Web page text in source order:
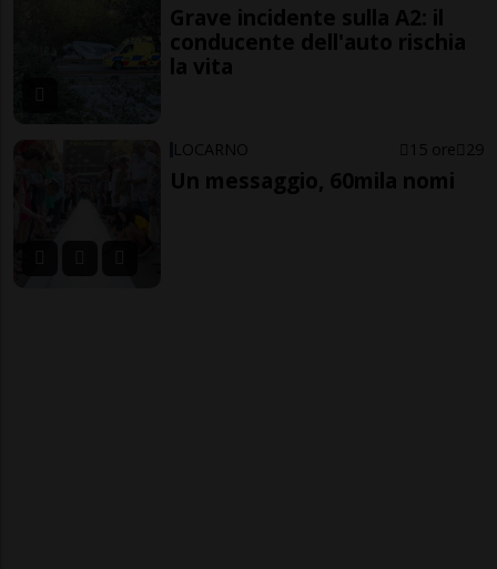
Grave incidente sulla A2: il
conducente dell'auto rischia
la vita
LOCARNO 15 ore 29
Un messaggio, 60mila nomi